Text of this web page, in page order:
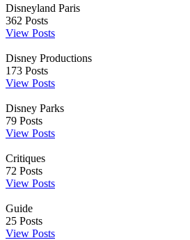
Disneyland Paris
362 Posts
View Posts
Disney Productions
173 Posts
View Posts
Disney Parks
79 Posts
View Posts
Critiques
72 Posts
View Posts
Guide
25 Posts
View Posts